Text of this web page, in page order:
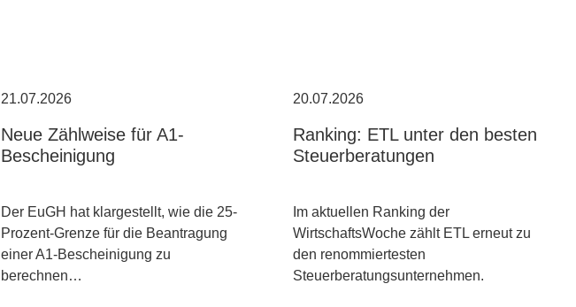
21.07.2026
Neue Zählweise für A1-
Bescheinigung
Der EuGH hat klargestellt, wie die 25-
Prozent-Grenze für die Beantragung
einer A1-Bescheinigung zu
berechnen…
20.07.2026
Ranking: ETL unter den besten
Steuerberatungen
Im aktuellen Ranking der
WirtschaftsWoche zählt ETL erneut zu
den renommiertesten
Steuerberatungsunternehmen.